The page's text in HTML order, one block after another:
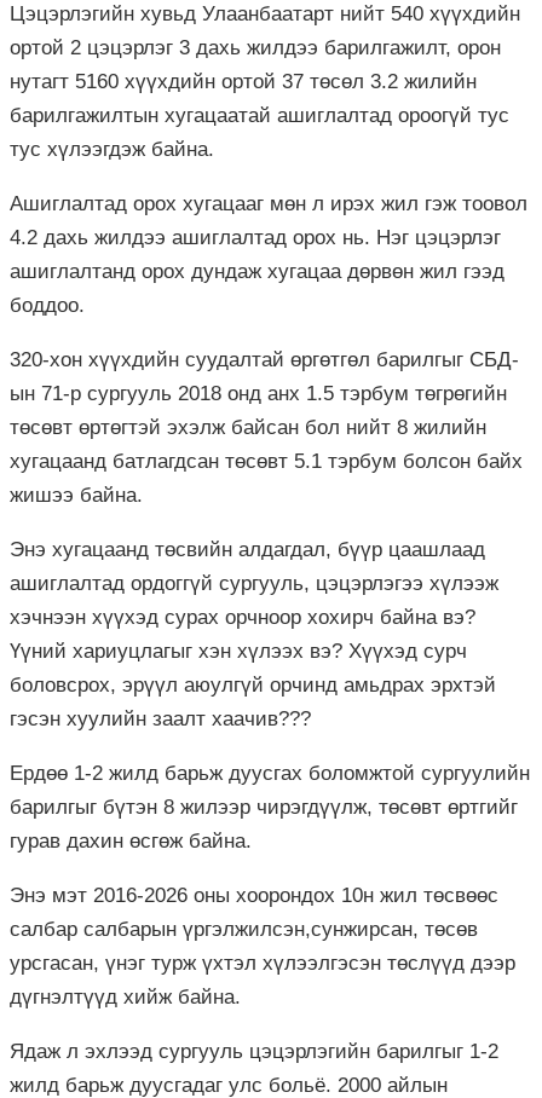
Цэцэрлэгийн хувьд Улаанбаатарт нийт 540 хүүхдийн
ортой 2 цэцэрлэг 3 дахь жилдээ барилгажилт, орон
нутагт 5160 хүүхдийн ортой 37 төсөл 3.2 жилийн
барилгажилтын хугацаатай ашиглалтад ороогүй тус
тус хүлээгдэж байна.
Ашиглалтад орох хугацааг мөн л ирэх жил гэж тоовол
4.2 дахь жилдээ ашиглалтад орох нь. Нэг цэцэрлэг
ашиглалтанд орох дундаж хугацаа дөрвөн жил гээд
боддоо.
320-хон хүүхдийн суудалтай өргөтгөл барилгыг СБД-
ын 71-р сургууль 2018 онд анх 1.5 тэрбум төгрөгийн
төсөвт өртөгтэй эхэлж байсан бол нийт 8 жилийн
хугацаанд батлагдсан төсөвт 5.1 тэрбум болсон байх
жишээ байна.
Энэ хугацаанд төсвийн алдагдал, бүүр цаашлаад
ашиглалтад ордоггүй сургууль, цэцэрлэгээ хүлээж
хэчнээн хүүхэд сурах орчноор хохирч байна вэ?
Үүний хариуцлагыг хэн хүлээх вэ? Хүүхэд сурч
боловсрох, эрүүл аюулгүй орчинд амьдрах эрхтэй
гэсэн хуулийн заалт хаачив???
Ердөө 1-2 жилд барьж дуусгах боломжтой сургуулийн
барилгыг бүтэн 8 жилээр чирэгдүүлж, төсөвт өртгийг
гурав дахин өсгөж байна.
Энэ мэт 2016-2026 оны хоорондох 10н жил төсвөөс
салбар салбарын үргэлжилсэн,сунжирсан, төсөв
урсгасан, үнэг турж үхтэл хүлээлгэсэн төслүүд дээр
дүгнэлтүүд хийж байна.
Ядаж л эхлээд сургууль цэцэрлэгийн барилгыг 1-2
жилд барьж дуусгадаг улс больё. 2000 айлын